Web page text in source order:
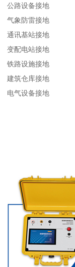
公路设备接地
气象防雷接地
通讯基站接地
变配电站接地
铁路设施接地
建筑仓库接地
电气设备接地